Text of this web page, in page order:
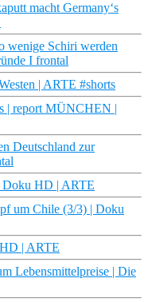
macht Germany‘s
wenige Schiri werden
I frontal
| ARTE #shorts
| report MÜNCHEN |
Deutschland zur
Doku HD | ARTE
um Chile (3/3) | Doku
| ARTE
Lebensmittelpreise | Die